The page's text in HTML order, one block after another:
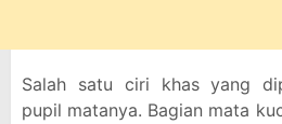
Salah satu ciri khas yang
pupil matanya. Bagian mata